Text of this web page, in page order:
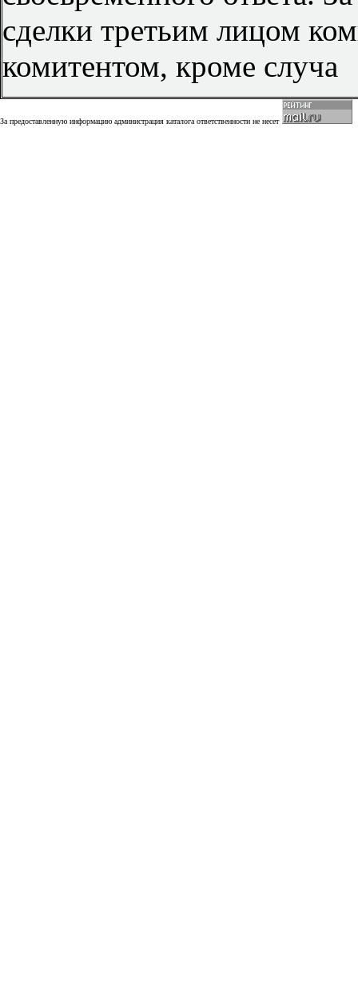
сделки третьим лицом
комитентом, кроме случа
За предоставленную информацию администрация каталога ответственности не несет